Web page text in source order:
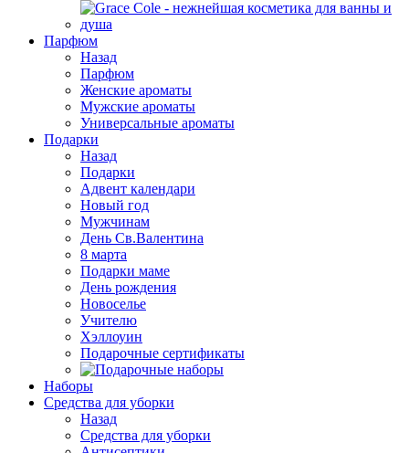
Парфюм
Назад
Парфюм
Женские ароматы
Мужские ароматы
Универсальные ароматы
Подарки
Назад
Подарки
Адвент календари
Новый год
Мужчинам
День Св.Валентина
8 марта
Подарки маме
День рождения
Новоселье
Учителю
Хэллоуин
Подарочные сертификаты
Наборы
Средства для уборки
Назад
Средства для уборки